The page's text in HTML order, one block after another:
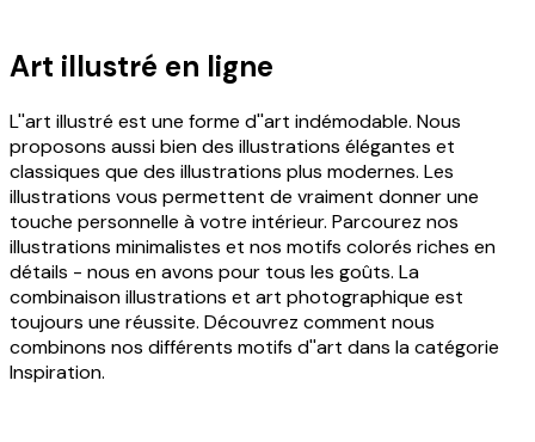
Art illustré en ligne
L''art illustré est une forme d''art indémodable. Nous
proposons aussi bien des illustrations élégantes et
classiques que des illustrations plus modernes. Les
illustrations vous permettent de vraiment donner une
touche personnelle à votre intérieur. Parcourez nos
illustrations minimalistes et nos motifs colorés riches en
détails - nous en avons pour tous les goûts. La
combinaison illustrations et art photographique est
toujours une réussite. Découvrez comment nous
combinons nos différents motifs d''art dans la catégorie
Inspiration.